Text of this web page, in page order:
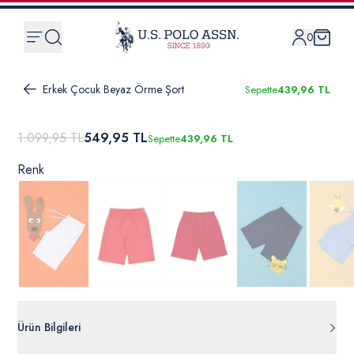
0
Erkek Çocuk Beyaz Örme Şort Sepette439,96 TL
1.099,95 TL549,95 TLSepette439,96 TL
Renk
Ürün Bilgileri